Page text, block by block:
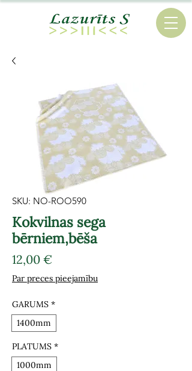
SKU: NO-ROO590
Kokvilnas sega
bērniem,bēša
12,00 €Cena
Par preces pieejamību
GARUMS *
1400mm
PLATUMS *
1000mm